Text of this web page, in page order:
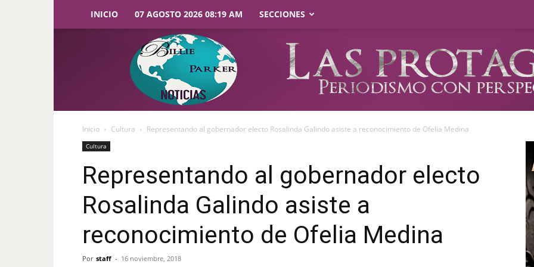
INICIO 07 AGOSTO 2026 08:19 AM SECCIONES
Parker
Noticias
Inicio Cultura Representando al gobernador electo Rosalinda Galindo asiste a reconocimiento de Ofelia Medina
Cultura
Representando al gobernador electo
Rosalinda Galindo asiste a
reconocimiento de Ofelia Medina
Por staff - 16 noviembre, 2018